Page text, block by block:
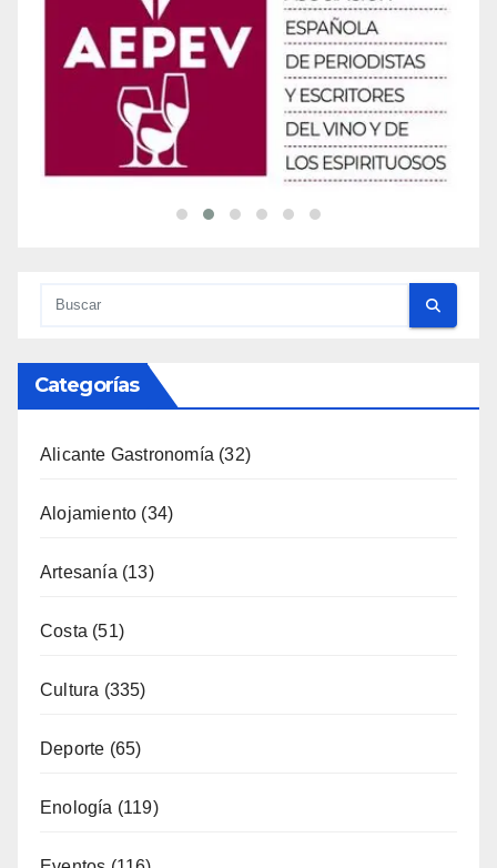
Categorías
Alicante Gastronomía (32)
Alojamiento (34)
Artesanía (13)
Costa (51)
Cultura (335)
Deporte (65)
Enología (119)